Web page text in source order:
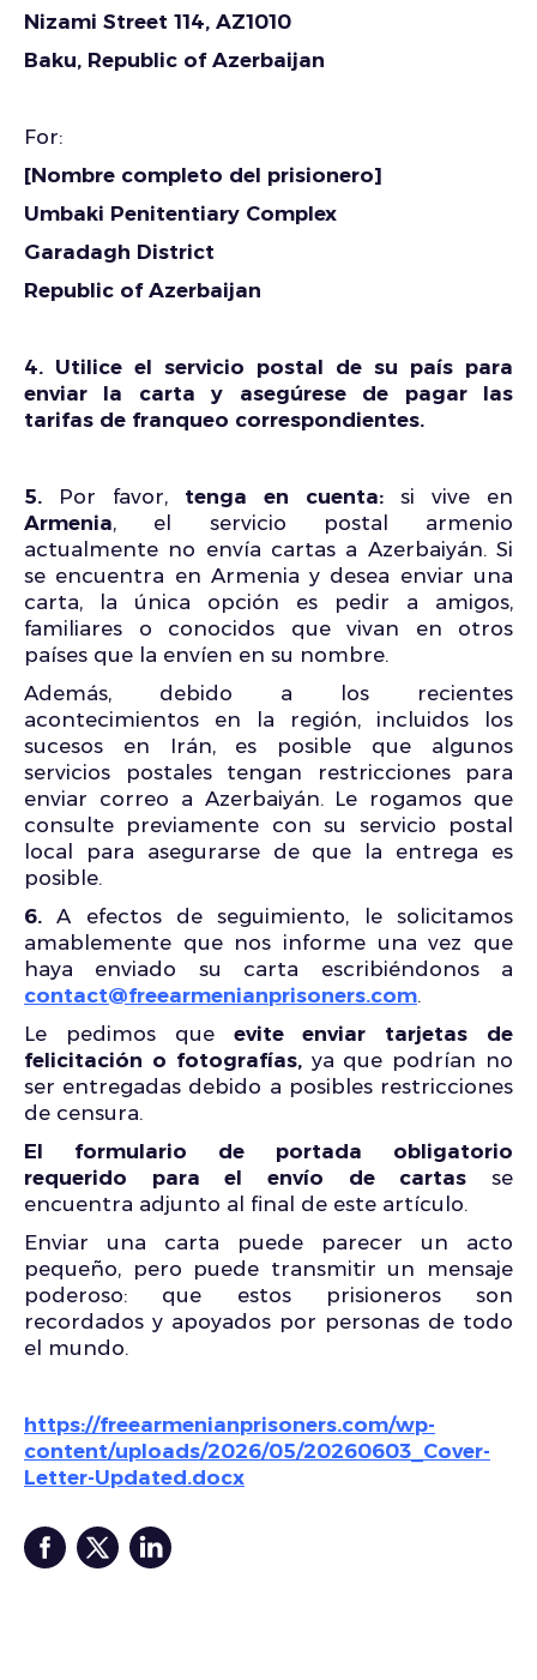
Nizami Street 114, AZ1010
Baku, Republic of Azerbaijan
For:
[Nombre completo del prisionero]
Umbaki Penitentiary Complex
Garadagh District
Republic of Azerbaijan
4. Utilice el servicio postal de su país para
enviar la carta y asegúrese de pagar las
tarifas de franqueo correspondientes.
5. Por favor, tenga en cuenta: si vive en
Armenia, el servicio postal armenio
actualmente no envía cartas a Azerbaiyán. Si
se encuentra en Armenia y desea enviar una
carta, la única opción es pedir a amigos,
familiares o conocidos que vivan en otros
países que la envíen en su nombre.
Además, debido a los recientes
acontecimientos en la región, incluidos los
sucesos en Irán, es posible que algunos
servicios postales tengan restricciones para
enviar correo a Azerbaiyán. Le rogamos que
consulte previamente con su servicio postal
local para asegurarse de que la entrega es
posible.
6. A efectos de seguimiento, le solicitamos
amablemente que nos informe una vez que
haya enviado su carta escribiéndonos a
contact@freearmenianprisoners.com.
Le pedimos que evite enviar tarjetas de
felicitación o fotografías,ya que podrían no
ser entregadas debido a posibles restricciones
de censura.
El formulario de portada obligatorio
requerido para el envío de cartas se
encuentra adjunto al final de este artículo.
Enviar una carta puede parecer un acto
pequeño, pero puede transmitir un mensaje
poderoso: que estos prisioneros son
recordados y apoyados por personas de todo
el mundo.
https://freearmenianprisoners.com/wp-
content/uploads/2026/05/20260603_Cover-
Letter-Updated.docx